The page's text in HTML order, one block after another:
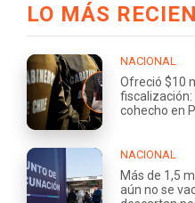
LO MÁS
NACIONAL
Ofreció $10
cohecho en
NACIONAL
Más de 1,5
aún no se